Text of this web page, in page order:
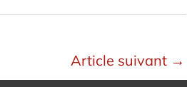
Article suivant →